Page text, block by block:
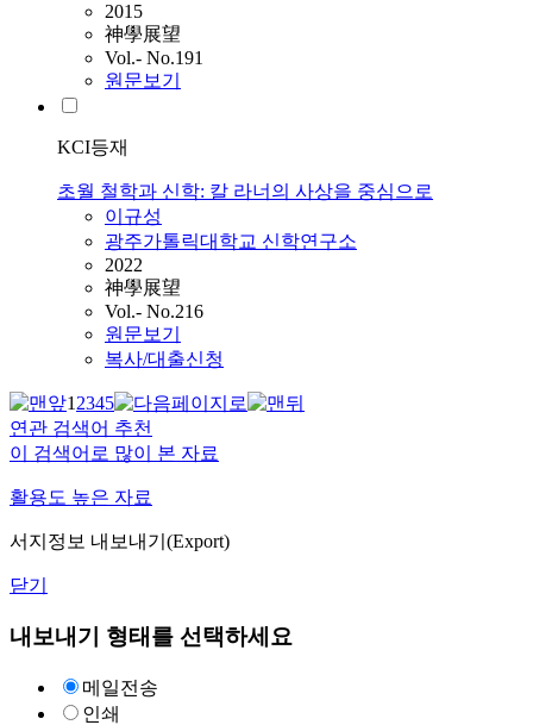
2015
神學展望
Vol.- No.191
원문보기
KCI등재
초월 철학과 신학: 칼 라너의 사상을 중심으로
이규성
광주가톨릭대학교 신학연구소
2022
神學展望
Vol.- No.216
원문보기
복사/대출신청
12345
연관 검색어 추천
이 검색어로 많이 본 자료
활용도 높은 자료
서지정보 내보내기(Export)
닫기
내보내기 형태를 선택하세요
메일전송
인쇄